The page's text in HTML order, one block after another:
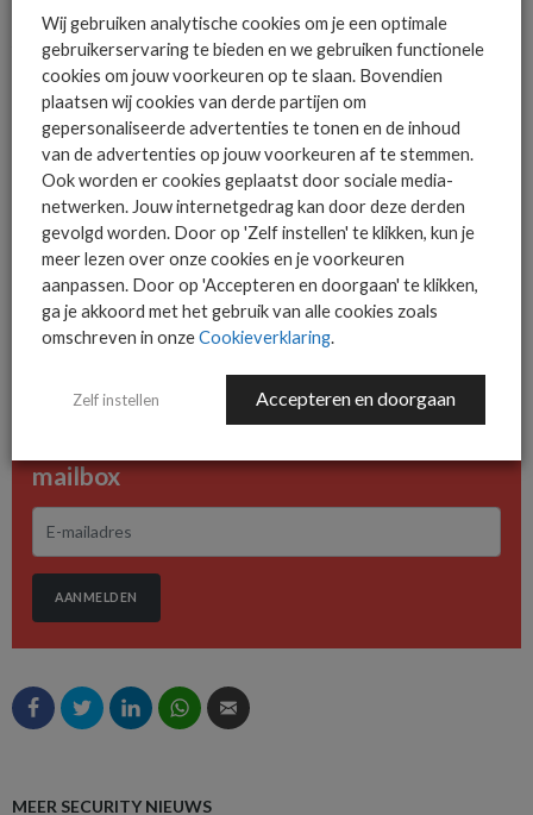
januari tot en met december 2025, aangevuld met
misleidingstelemetrie over de periode oktober 2025 tot en
met maart 2026. ThreatLabz analyseerde daarvoor meer dan
500 biljoen dagelijkse signalen van de Zscaler Zero Trust
Exchange.
De ICT-wereld is snel. Mis
mailbox
AANMELDEN
MEER SECURITY NIEUWS
Wij gebruiken analytische cookies om je een optimale
gebruikerservaring te bieden en we gebruiken functionele
cookies om jouw voorkeuren op te slaan. Bovendien
plaatsen wij cookies van derde partijen om
gepersonaliseerde advertenties te tonen en de inhoud
van de advertenties op jouw voorkeuren af te stemmen.
Ook worden er cookies geplaatst door sociale media-
netwerken. Jouw internetgedrag kan door deze derden
gevolgd worden. Door op 'Zelf instellen' te klikken, kun je
meer lezen over onze cookies en je voorkeuren
aanpassen. Door op 'Accepteren en doorgaan' te klikken,
ga je akkoord met het gebruik van alle cookies zoals
omschreven in onzeCookieverklaring.
Zelf instellen Accepteren en doorgaan